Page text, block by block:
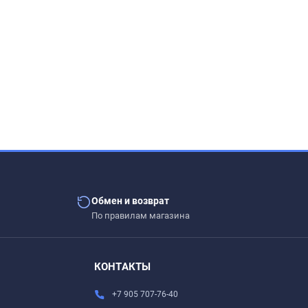
Обмен и возврат
По правилам магазина
КОНТАКТЫ
+7 905 707-76-40